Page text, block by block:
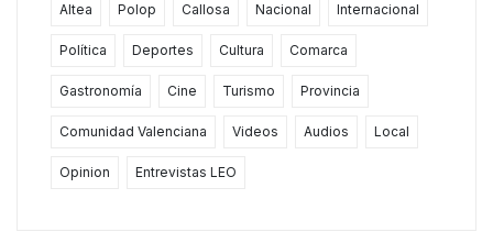
Altea Polop Callosa Nacional Internacional
Política Deportes Cultura Comarca
Gastronomía Cine Turismo Provincia
Comunidad Valenciana Videos Audios Local
Opinion Entrevistas LEO